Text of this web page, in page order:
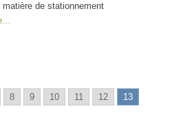
de stationnement
8 9 10 11 12 13